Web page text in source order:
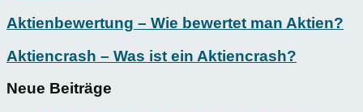
Aktienbewertung – Wie bewertet man Aktien?
Aktiencrash – Was ist ein Aktiencrash?
Neue Beiträge